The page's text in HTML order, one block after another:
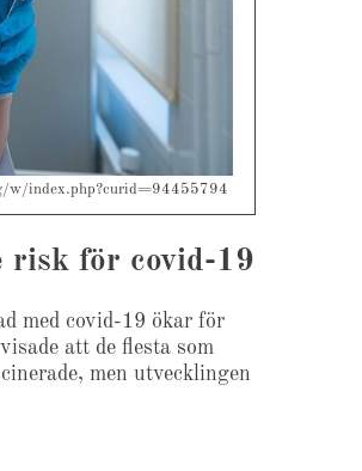
w/index.php?curid=94455794
risk för covid-19
med covid-19 ökar för
att de flesta som
men utvecklingen